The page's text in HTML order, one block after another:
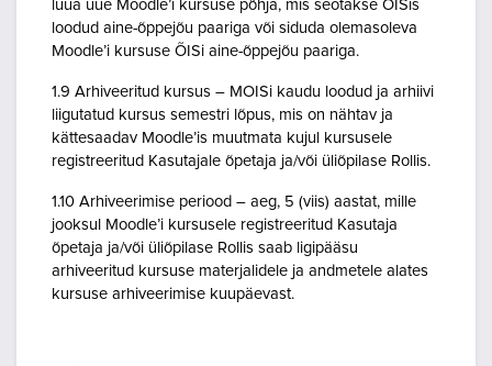
luua uue Moodle’i kursuse põhja, mis seotakse ÕISis
loodud aine-õppejõu paariga või siduda olemasoleva
Moodle’i kursuse ÕISi aine-õppejõu paariga.
1.9 Arhiveeritud kursus – MOISi kaudu loodud ja arhiivi
liigutatud kursus semestri lõpus, mis on nähtav ja
kättesaadav Moodle’is muutmata kujul kursusele
registreeritud Kasutajale õpetaja ja/või üliõpilase Rollis.
1.10 Arhiveerimise periood – aeg, 5 (viis) aastat, mille
jooksul Moodle’i kursusele registreeritud Kasutaja
õpetaja ja/või üliõpilase Rollis saab ligipääsu
arhiveeritud kursuse materjalidele ja andmetele alates
kursuse arhiveerimise kuupäevast.